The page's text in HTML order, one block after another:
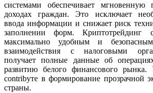
системами обеспечивает
доходах граждан. Это исключает
ввода информации и снижает риск
заполнении форм. Криптотрейдинг
максимально удобным и
взаимодействия с налоговыми
получает полные данные об
развитию белого финансового рынка.
contribуте в формирование прозрачной
страны.